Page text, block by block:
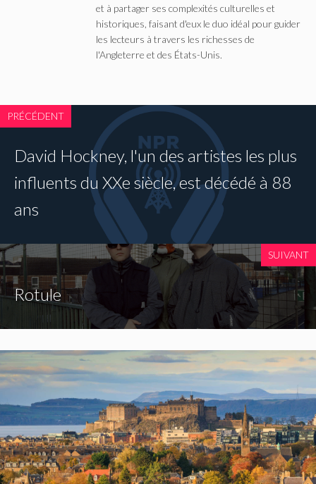
et à partager ses complexités culturelles et
historiques, faisant d'eux le duo idéal pour guider
les lecteurs à travers les richesses de
l'Angleterre et des États-Unis.
PRÉCÉDENT
David Hockney, l'un des artistes les plus
influents du XXe siècle, est décédé à 88
ans
SUIVANT
Rotule